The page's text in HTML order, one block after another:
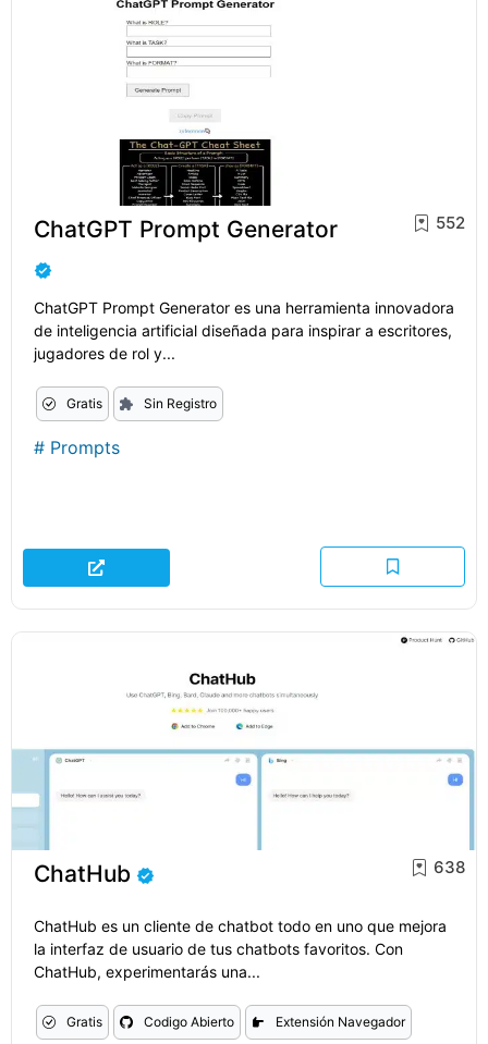
ChatGPT Prompt Generator 552
ChatGPT Prompt Generator es una herramienta innovadora
de inteligencia artificial diseñada para inspirar a escritores,
jugadores de rol y...
Gratis Sin Registro
# Prompts
ChatHub 638
ChatHub es un cliente de chatbot todo en uno que mejora
la interfaz de usuario de tus chatbots favoritos. Con
ChatHub, experimentarás una...
Gratis Codigo Abierto Extensión Navegador